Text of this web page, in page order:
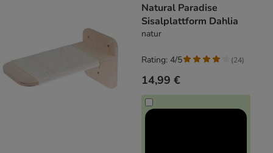
Natural Paradise
Sisalplattform Dahlia
natur
14,99 €
Rating: 4/5 (24)